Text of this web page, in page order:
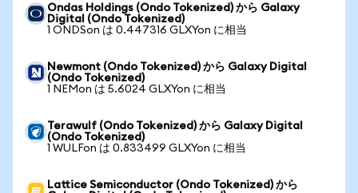
Ondas Holdings (Ondo Tokenized) から Galaxy
Digital (Ondo Tokenized)
1 ONDSon は 0.447316 GLXYon に相当
Newmont (Ondo Tokenized) から Galaxy Digital
(Ondo Tokenized)
1 NEMon は 5.6024 GLXYon に相当
Terawulf (Ondo Tokenized) から Galaxy Digital
(Ondo Tokenized)
1 WULFon は 0.833499 GLXYon に相当
Lattice Semiconductor (Ondo Tokenized) から